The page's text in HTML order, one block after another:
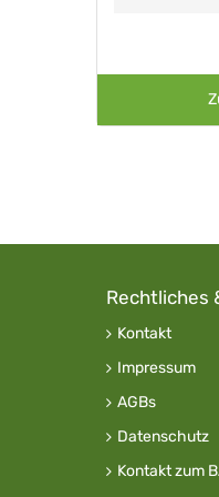
Rechtliches
Kontakt
Impressum
AGBs
Datenschutz
Kontakt zum